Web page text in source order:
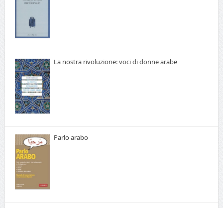
La nostra rivoluzione: voci di donne arabe
Parlo arabo